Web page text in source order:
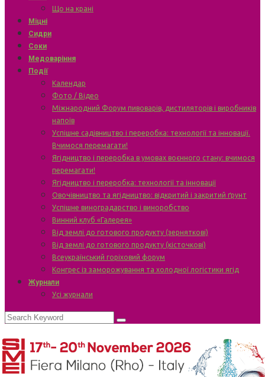
Що на крані
Міцні
Сидри
Соки
Медоваріння
Події
Календар
Фото / Відео
Міжнародний Форум пивоварів, дистиляторів і виробників
напоїв
Успішне садівництво і переробка: технології та інновації.
Вчимося перемагати!
Ягідництво і переробка в умовах воєнного стану: вчимося
перемагати!
Ягідництво і переробка: технології та інновації
Овочівництво та ягідництво: відкритий і закритий ґрунт
Успішне виноградарство і виноробство
Винний клуб «Галерея»
Від землі до готового продукту (зерняткові)
Від землі до готового продукту (кісточкові)
Всеукраїнський горіховий форум
Конгрес із заморожування та холодної логістики ягід
Журнали
Усі журнали